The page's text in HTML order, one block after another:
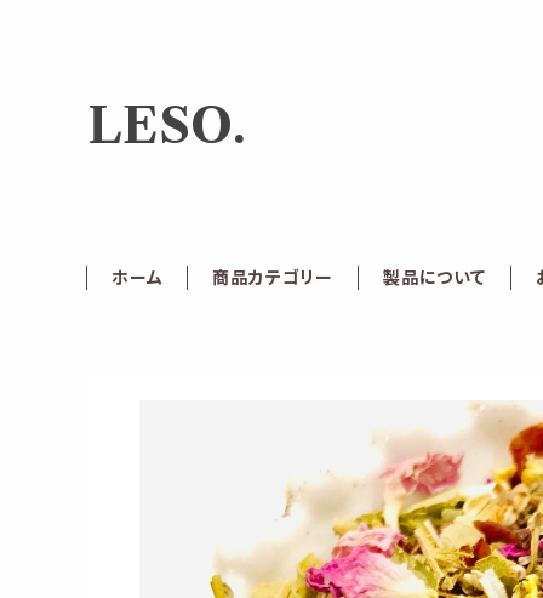
LESO.
ホーム 商品カテゴリー 製品について